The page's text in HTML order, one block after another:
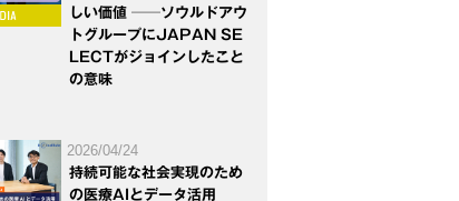
しい価値 ──ソウルドアウ
トグループにJAPAN SE
LECTがジョインしたこと
の意味
2026/04/24
持続可能な社会実現のため
の医療AIとデータ活用